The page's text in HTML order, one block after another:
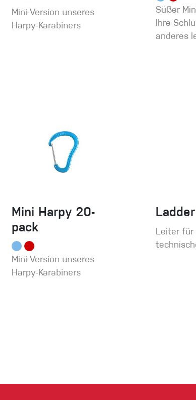
Mini-Version unseres
Harpy-Karabiners
Süßer
Ihre
anderes
Mini Harpy 20-
pack
Mini-Version unseres
Harpy-Karabiners
Leiter für